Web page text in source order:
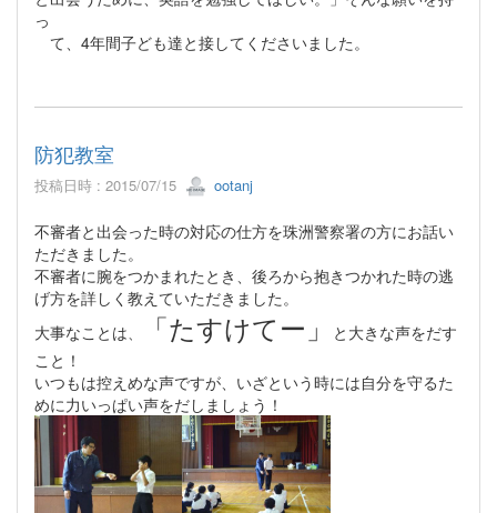
っ
て、4年間子ども達と接してくださいました。
防犯教室
投稿日時 : 2015/07/15 ootanj
不審者と出会った時の対応の仕方を珠洲警察署の方にお話い
ただきました。
不審者に腕をつかまれたとき、後ろから抱きつかれた時の逃
げ方を詳しく教えていただきました。
大事なことは、 「たすけてー」
と大きな声をだす
こと！
いつもは控えめな声ですが、いざという時には自分を守るた
めに力いっぱい声をだしましょう！